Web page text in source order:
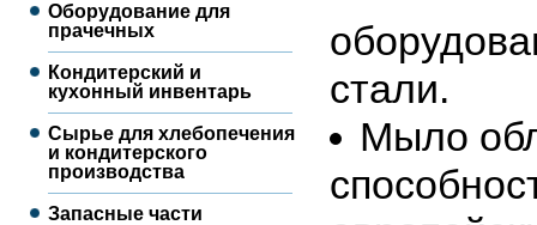
Оборудование для
прачечных
Кондитерский и
кухонный инвентарь
Сырье для хлебопечения
и кондитерского
производства
Запасные части
стали.
Мыло